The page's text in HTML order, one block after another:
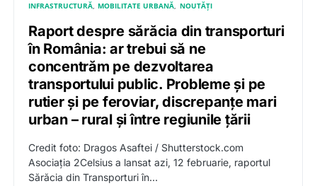
INFRASTRUCTURĂ MOBILITATE URBANĂ NOUTĂȚI
Raport despre sărăcia din transporturi
în România: ar trebui să ne
concentrăm pe dezvoltarea
transportului public. Probleme și pe
rutier și pe feroviar, discrepanțe mari
urban – rural și între regiunile țării
Credit foto: Dragos Asaftei / Shutterstock.com
Asociația 2Celsius a lansat azi, 12 februarie, raportul
Sărăcia din Transporturi în…